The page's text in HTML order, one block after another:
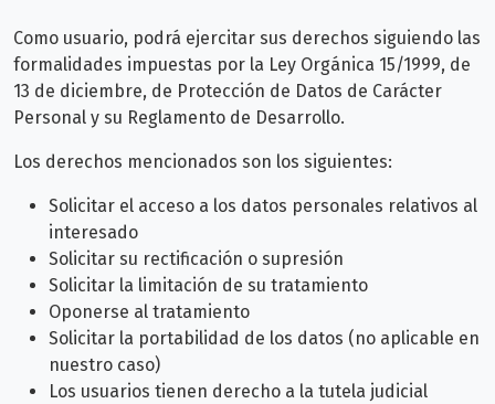
Como usuario, podrá ejercitar sus derechos siguiendo las
formalidades impuestas por la Ley Orgánica 15/1999, de
13 de diciembre, de Protección de Datos de Carácter
Personal y su Reglamento de Desarrollo.
Los derechos mencionados son los siguientes:
Solicitar el acceso a los datos personales relativos al
interesado
Solicitar su rectificación o supresión
Solicitar la limitación de su tratamiento
Oponerse al tratamiento
Solicitar la portabilidad de los datos (no aplicable en
nuestro caso)
Los usuarios tienen derecho a la tutela judicial